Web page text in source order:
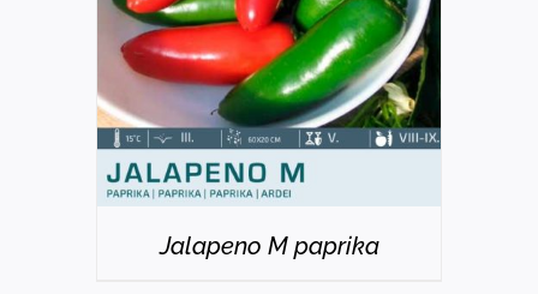
Jalapeno M paprika